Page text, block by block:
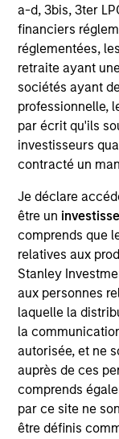
a-d, 3bis, 3ter
financiers
réglementées,
retraite ayant
sociétés ayant
professionnelle,
par écrit qu'ils
investisseurs
contracté un
Je déclare
être un
comprends que
relatives aux
Stanley
aux personnes
laquelle la
la
autorisée, et ne
auprès de ces
comprends
par ce site ne
être définis
Morgan
As of July 25,
and educational
the investment
(for realized
current holdings).
are the property
on this website
otherwise
links shown here,
third party site.
only as a
not and does not
investigation,
information
shall we be
the site or your